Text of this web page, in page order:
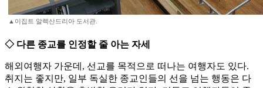
▲이집트 알렉산드리아 도서관.
◇ 다른 종교를 인정할 줄 아는 자세
해외여행자 가운데, 선교를 목적으로 떠나는 여행자도 있다.
취지는 좋지만, 일부 독실한 종교인들의 선을 넘는 행동은 다